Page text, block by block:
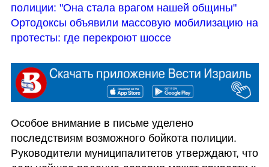
полиции: "Она стала врагом нашей общины"
Ортодоксы объявили массовую мобилизацию на
протесты: где перекроют шоссе
Особое внимание в письме уделено
последствиям возможного бойкота полиции.
Руководители муниципалитетов утверждают, что